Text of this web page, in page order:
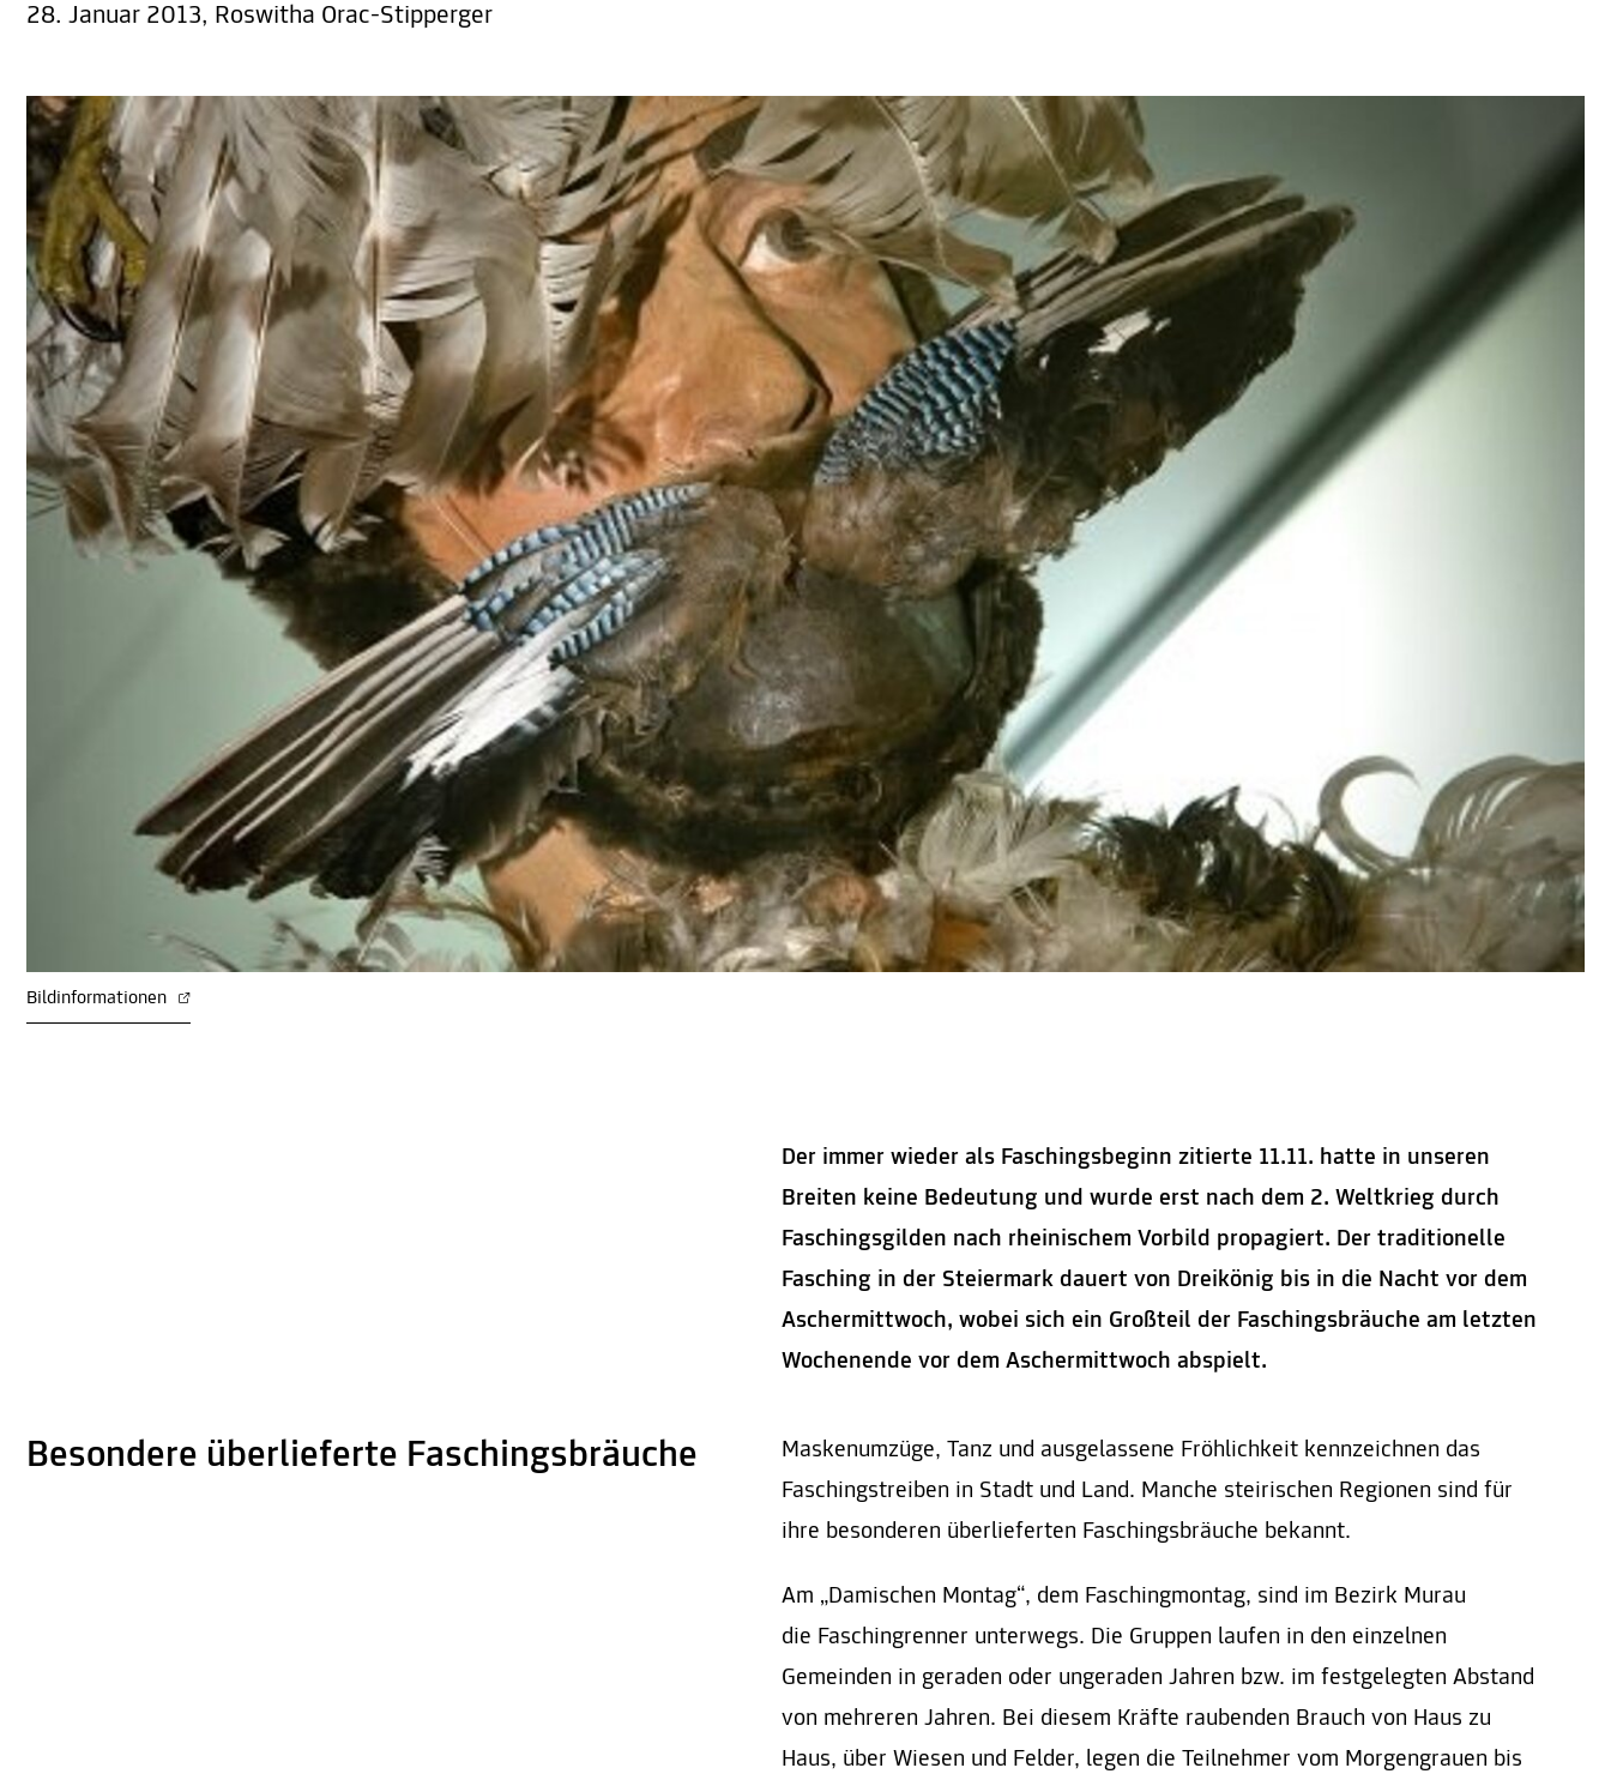
28. Januar 2013, Roswitha Orac-Stipperger
Bildinformationen
Der immer wieder als Faschingsbeginn zitierte 11.11. hatte in unseren
Breiten keine Bedeutung und wurde erst nach dem 2. Weltkrieg durch
Faschingsgilden nach rheinischem Vorbild propagiert. Der traditionelle
Fasching in der Steiermark dauert von Dreikönig bis in die Nacht vor dem
Aschermittwoch, wobei sich ein Großteil der Faschingsbräuche am letzten
Wochenende vor dem Aschermittwoch abspielt.
Besondere überlieferte Faschingsbräuche
Maskenumzüge, Tanz und ausgelassene Fröhlichkeit kennzeichnen das
Faschingstreiben in Stadt und Land. Manche steirischen Regionen sind für
ihre besonderen überlieferten Faschingsbräuche bekannt.
Am „Damischen Montag“, dem Faschingmontag, sind im Bezirk Murau
die Faschingrenner unterwegs. Die Gruppen laufen in den einzelnen
Gemeinden in geraden oder ungeraden Jahren bzw. im festgelegten Abstand
von mehreren Jahren. Bei diesem Kräfte raubenden Brauch von Haus zu
Haus, über Wiesen und Felder, legen die Teilnehmer vom Morgengrauen bis